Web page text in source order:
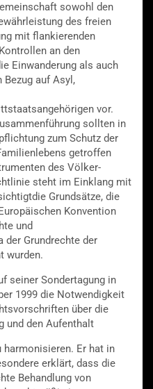
sowohl den
des freien
mit flankierenden
an den
Einwanderung als auch
Bezug auf Asyl,
vor.
sollten in
zum Schutz der
getroffen
des Völker-
steht im Einklang mit
Grundsätze, die
Konvention
und
der Grundrechte der
wurden.
seiner Sondertagung in
1999 die Notwendigkeit
über die
und den Aufenthalt
Er hat in
erklärt, dass die
Behandlung von